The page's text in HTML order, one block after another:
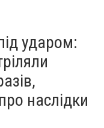
ударом:
наслідки